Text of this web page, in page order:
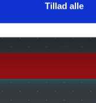
Tillad alle